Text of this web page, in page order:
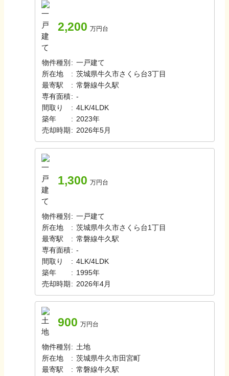
2,200 万円台
物件種別 : 一戸建て
所在地
: 茨城県牛久市さくら台3丁目
最寄駅
: 常磐線牛久駅
専有面積: -
間取り
: 4LK/4LDK
築年
: 2023年
売却時期 : 2026年5月
1,300 万円台
物件種別 : 一戸建て
所在地
: 茨城県牛久市さくら台1丁目
最寄駅
: 常磐線牛久駅
専有面積: -
間取り
: 4LK/4LDK
築年
: 1995年
売却時期 : 2026年4月
900 万円台
物件種別 : 土地
所在地
: 茨城県牛久市田宮町
最寄駅
: 常磐線牛久駅